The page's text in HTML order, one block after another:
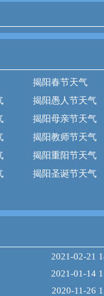
揭阳春节天气
揭阳愚人节天气
揭阳母亲节天气
揭阳教师节天气
揭阳重阳节天气
揭阳圣诞节天气
2021-02-21
2021-01-14
2020-11-26